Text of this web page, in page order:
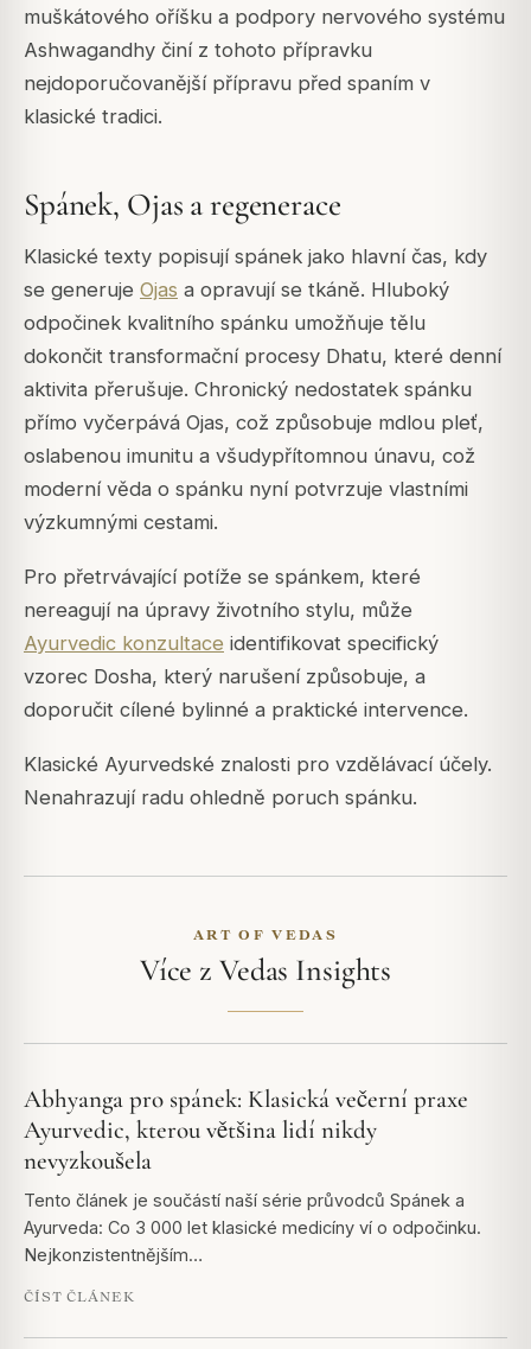
muškátového oříšku a podpory nervového systému
Ashwagandhy činí z tohoto přípravku
nejdoporučovanější přípravu před spaním v
klasické tradici.
Spánek, Ojas a regenerace
Klasické texty popisují spánek jako hlavní čas, kdy
se generuje Ojas a opravují se tkáně. Hluboký
odpočinek kvalitního spánku umožňuje tělu
dokončit transformační procesy Dhatu, které denní
aktivita přerušuje. Chronický nedostatek spánku
přímo vyčerpává Ojas, což způsobuje mdlou pleť,
oslabenou imunitu a všudypřítomnou únavu, což
moderní věda o spánku nyní potvrzuje vlastními
výzkumnými cestami.
Pro přetrvávající potíže se spánkem, které
nereagují na úpravy životního stylu, může
Ayurvedic konzultace identifikovat specifický
vzorec Dosha, který narušení způsobuje, a
doporučit cílené bylinné a praktické intervence.
Klasické Ayurvedské znalosti pro vzdělávací účely.
Nenahrazují radu ohledně poruch spánku.
ART OF VEDAS
Více z Vedas Insights
Abhyanga pro spánek: Klasická večerní praxe
Ayurvedic, kterou většina lidí nikdy
nevyzkoušela
Tento článek je součástí naší série průvodců Spánek a
Ayurveda: Co 3 000 let klasické medicíny ví o odpočinku.
Nejkonzistentnějším…
ČÍST ČLÁNEK